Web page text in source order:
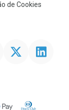
de Cookies
Twitter Linkedin
Pay
Diners Club